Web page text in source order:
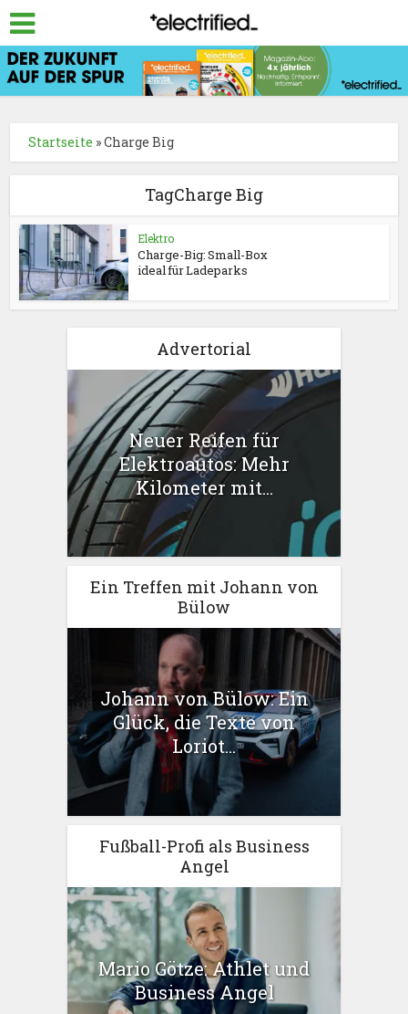
Startseite »Charge Big
TagCharge Big
Elektro
Charge-Big: Small-Box
ideal für Ladeparks
Advertorial
Neuer Reifen für
Elektroautos: Mehr
Kilometer mit...
Ein Treffen mit Johann von
Bülow
Johann von Bülow: Ein
Glück, die Texte von
Loriot...
Fußball-Profi als Business
Angel
Mario Götze: Athlet und
Business Angel